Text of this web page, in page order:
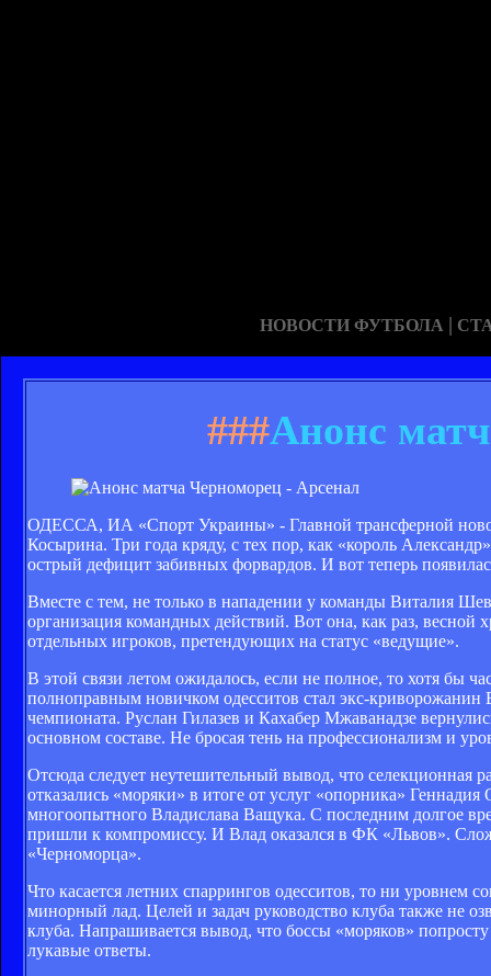
НОВОСТИ ФУТБОЛА |
###Анонс
ОДЕССА, ИА «Спорт Украины» - Главной трансферной
Косырина. Три года кряду, с тех пор, как «король
острый дефицит забивных форвардов. И вот теперь
Вместе с тем, не только в нападении у команды Виталия
организация командных действий. Вот она, как раз, весной
отдельных игроков, претендующих на статус «ведущие».
В этой связи летом ожидалось, если не полное, то хотя бы
полноправным новичком одесситов стал экс-
чемпионата. Руслан Гилазев и Кахабер Мжаванадзе
основном составе. Не бросая тень на профессионализм и
Отсюда следует неутешительный вывод, что селекционная
отказались «моряки» в итоге от услуг «опорника»
многоопытного Владислава Ващука. С последним долгое
пришли к компромиссу. И Влад оказался в ФК «Львов».
«Черноморца».
Что касается летних спаррингов одесситов, то ни уровнем
минорный лад. Целей и задач руководство клуба также не
клуба. Напрашивается вывод, что боссы «моряков»
лукавые ответы.